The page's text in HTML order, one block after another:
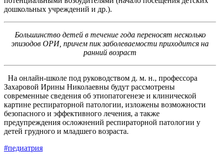
дошкольных учреждений и др.).
Большинство детей в течение года переносят несколько
эпизодов ОРИ, причем пик заболеваемости приходится на
ранний возраст
На онлайн-школе под руководством д. м. н., профессора
Захаровой Ирины Николаевны будут рассмотрены
современные сведения об этиопатогенезе и клинической
картине респираторной патологии, изложены возможности
безопасного и эффективного лечения, а также
предупреждения осложнений респираторной патологии у
детей грудного и младшего возраста.
#педиатрия